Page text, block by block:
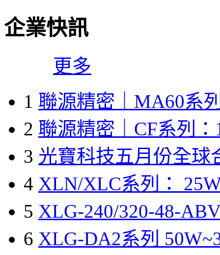
企業快訊
更多
1 聯源精密｜MA60系
2 聯源精密｜CF系列：
3 光寶科技五月份全球
4 XLN/XLC系列：
5 XLG-240/320-48-
6 XLG-DA2系列